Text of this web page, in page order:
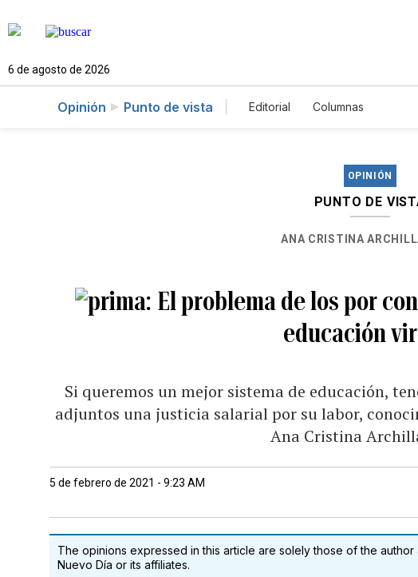
6 de agosto de 2026
Opinión Punto de vista Editorial Columnas
OPINIÓN
PUNTO DE
ANA CRISTINA
El problema de los por
educación
Si queremos un mejor sistema de educación,
adjuntos una justicia salarial por su labor,
Ana Cristina
5 de febrero de 2021 - 9:23 AM
The opinions expressed in this article are solely those of the
Nuevo Día or its affiliates.